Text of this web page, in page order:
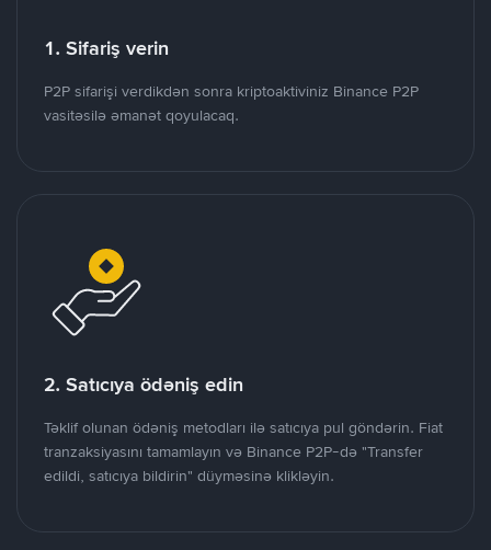
1. Sifariş verin
P2P sifarişi verdikdən sonra kriptoaktiviniz Binance P2P
vasitəsilə əmanət qoyulacaq.
2. Satıcıya ödəniş edin
Təklif olunan ödəniş metodları ilə satıcıya pul göndərin. Fiat
tranzaksiyasını tamamlayın və Binance P2P-də "Transfer
edildi, satıcıya bildirin" düyməsinə klikləyin.